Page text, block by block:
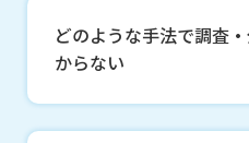
どのような手法で調査
からない